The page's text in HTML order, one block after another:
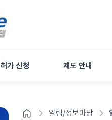
허가 신청 제도 안내
알림/정보마당